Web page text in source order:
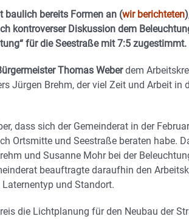
bereits Formen an (wir berichteten
kontroverser Diskussion dem
für die Seestraße mit 7:5 zugestimmt.
Thomas Weberdem
Jürgen Brehm, der viel Zeit und Arbeit in
dass sich der Gemeinderat in der
Ortsmitte und Seestraße beraten habe.
und Susanne Mohr bei der
beauftragte daraufhin den
und Standort.
die Lichtplanung für den Neubau der